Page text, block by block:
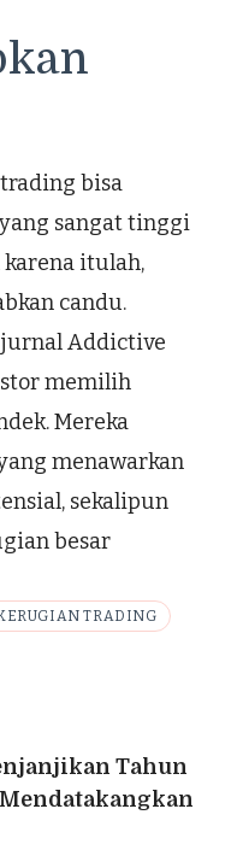
bisa
sangat tinggi
karena itulah,
candu.
Addictive
memilih
Mereka
menawarkan
sekalipun
besar
TRADING
Tahun